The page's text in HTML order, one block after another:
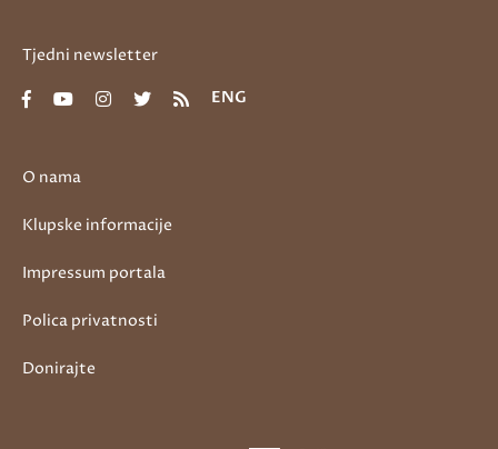
O nama
Klupske informacije
Impressum portala
Polica privatnosti
Donirajte
Tjedni newsletter
ENG